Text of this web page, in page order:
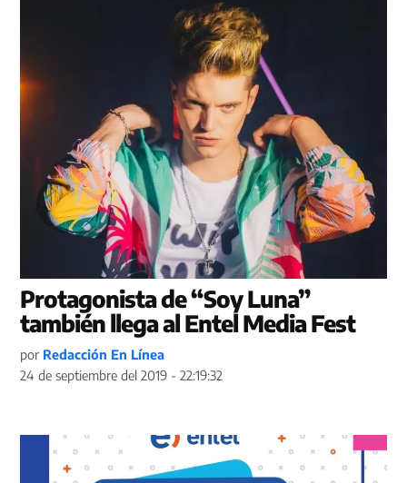
Protagonista de “Soy Luna”
también llega al Entel Media Fest
por Redacción En Línea
24 de septiembre del 2019 - 22:19:32